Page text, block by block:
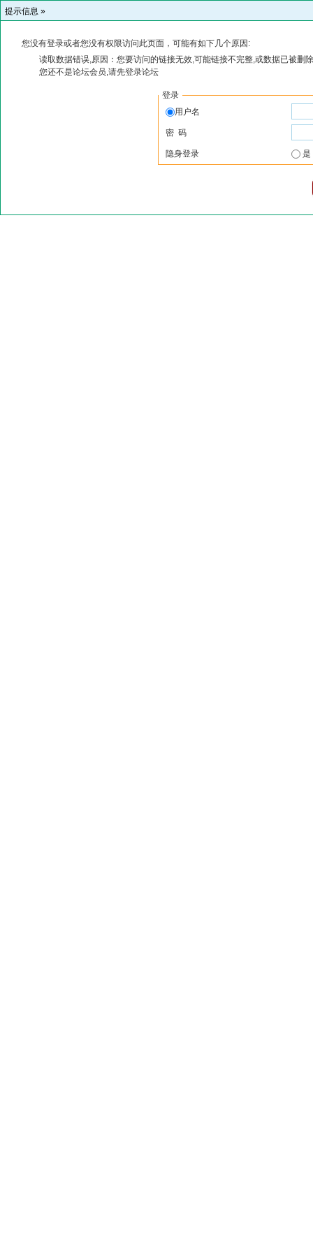
提示信息 »
您没有登录或者您没有权限访问此页面，可能有如下几个原因:
读取数据错误,原因：您要访问的链接无效,可能链接不完整,或数据已被删
您还不是论坛会员,请先登录论坛
登录
用户名
密 码
隐身登录